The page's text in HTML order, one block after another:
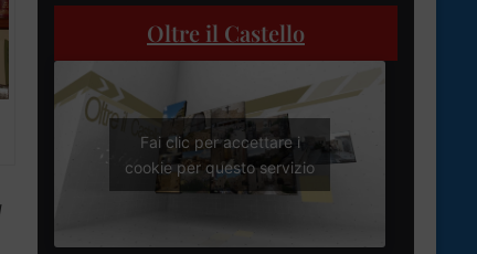
Oltre il Castello
Fai clic per accettare i
cookie per questo servizio